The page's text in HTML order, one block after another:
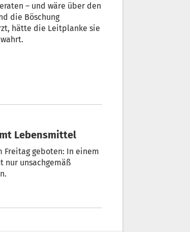
– und wäre über den
die Böschung
hätte die Leitplanke sie
Lebensmittel
Freitag geboten: In einem
nur unsachgemäß